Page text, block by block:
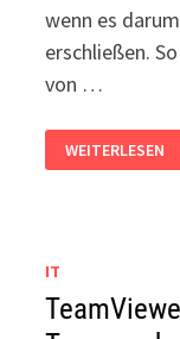
wenn es
erschließen.
von …
IST
DIE
DORT
AN?
WEITERLESEN
IT